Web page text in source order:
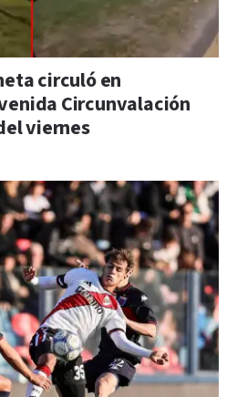
circuló en
Circunvalación
viernes